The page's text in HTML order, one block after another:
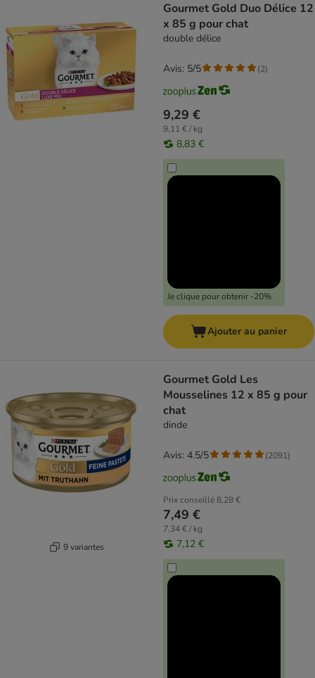
Gourmet Gold Duo Délice 12
x 85 g pour chat
double délice
9,29 €
9,11 € / kg
8,83 €
Je clique pour obtenir -20%
Avis: 5/5 (2)
Ajouter au panier
9 variantes
Gourmet Gold Les
Mousselines 12 x 85 g pour
chat
dinde
Prix conseillé8,28 €
7,49 €
7,34 € / kg
7,12 €
Avis: 4.5/5 (2091)